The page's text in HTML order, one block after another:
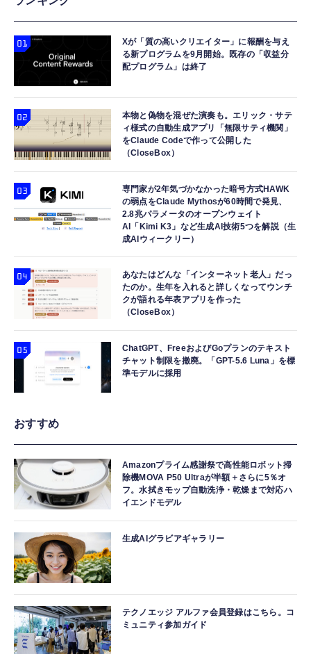
Xが「質の高いクリエイター」に報酬を与え
る新プログラムを9月開始。既存の「収益分
配プログラム」は終了
本物と偽物を混ぜた演奏も。エリック・サテ
ィ様式の自動生成アプリ「無限サティ機関」
をClaude Codeで作って公開した
（CloseBox）
専門家が2年気づかなかった暗号方式HAWK
の弱点をClaude Mythosが60時間で発見、
2.8兆パラメータのオープンウェイト
AI「Kimi K3」など生成AI技術5つを解説（生
成AIウィークリー）
あなたはどんな「インターネット老人」だっ
たのか。生年を入れると詳しくなってウンチ
クが語れる年表アプリを作った
（CloseBox）
ChatGPT、FreeおよびGoプランのテキスト
チャット制限を撤廃。「GPT-5.6 Luna」を標
準モデルに採用
おすすめ
Amazonプライム感謝祭で高性能ロボット掃
除機MOVA P50 Ultraが半額＋さらに5％オ
フ。水拭きモップ自動洗浄・乾燥まで対応ハ
イエンドモデル
生成AIグラビアギャラリー
テクノエッジ アルファ会員登録はこちら。コ
ミュニティ参加ガイド